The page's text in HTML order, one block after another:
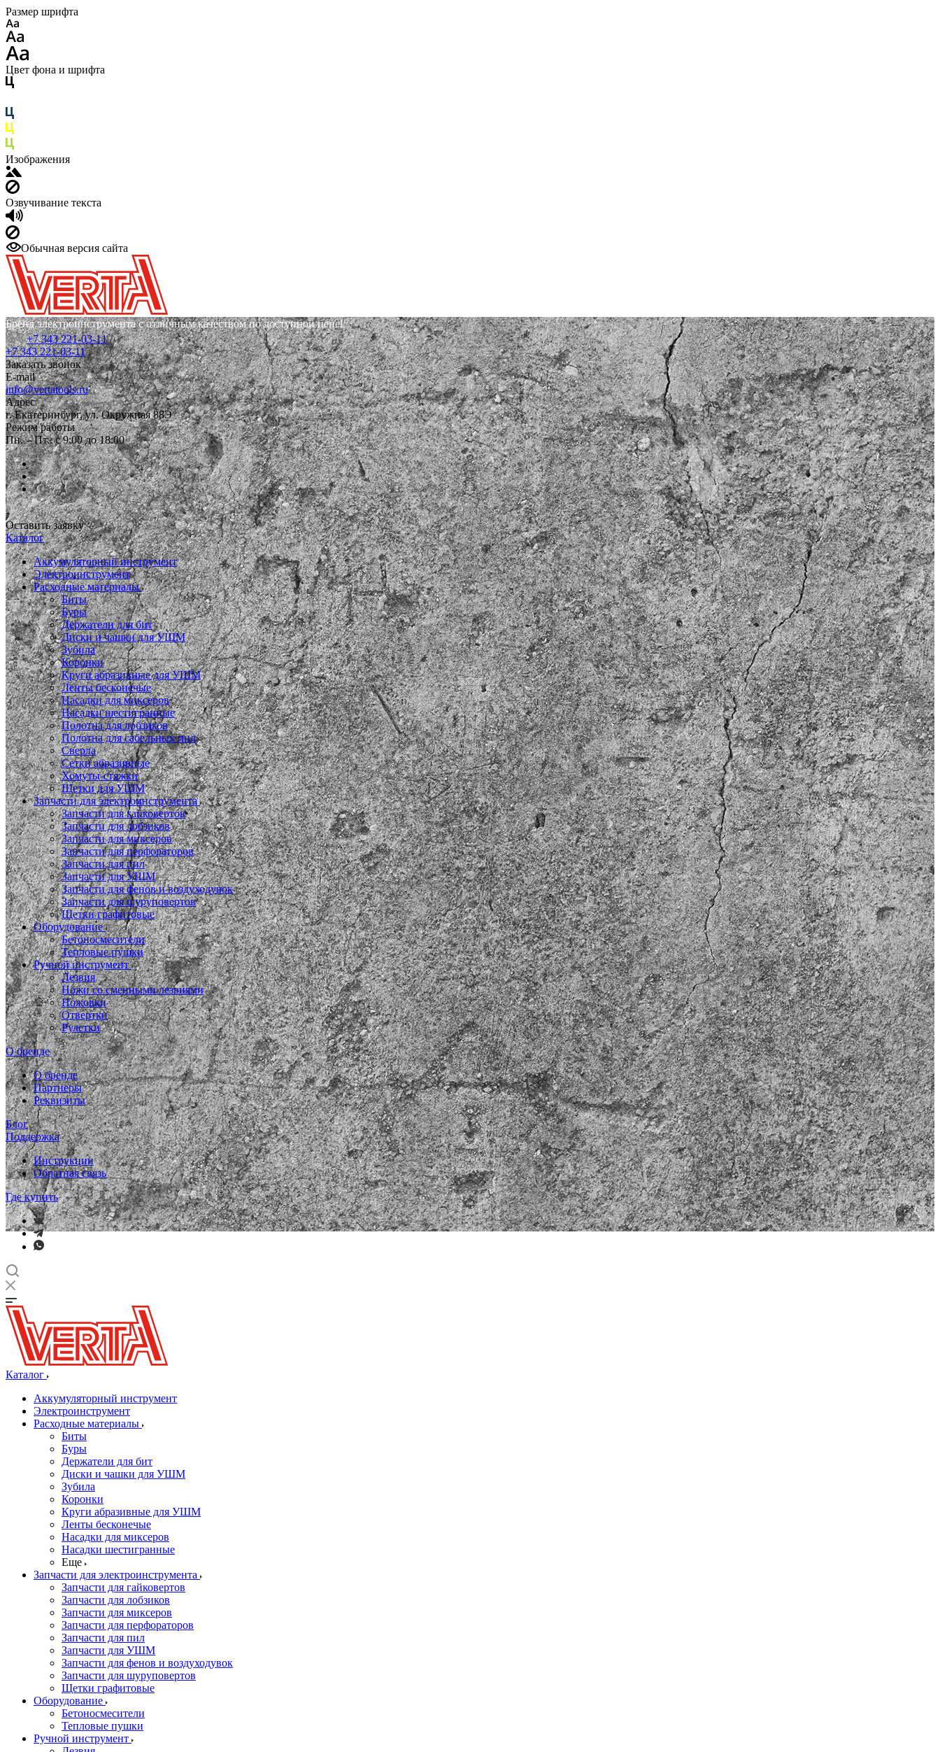
Размер шрифта
Цвет фона и шрифта
Изображения
Озвучивание текста
Обычная версия сайта
Бренд электроинструмента с отличным качеством по доступной цене!
+7 343 221-03-11
+7 343 221-03-11
Заказать звонок
E-mail
info@vertatools.ru
Адрес
г. Екатеринбург, ул. Окружная 88Э
Режим работы
Пн. – Пт.: с 9:00 до 18:00
Оставить заявку
Каталог
Аккумуляторный инструмент
Электроинструмент
Расходные материалы
Биты
Буры
Держатели для бит
Диски и чашки для УШМ
Зубила
Коронки
Круги абразивные для УШМ
Ленты бесконечые
Насадки для миксеров
Насадки шестигранные
Полотна для лобзиков
Полотна для сабельных пил
Сверла
Сетки абразивные
Хомуты-стяжки
Щетки для УШМ
Запчасти для электроинструмента
Запчасти для гайковертов
Запчасти для лобзиков
Запчасти для миксеров
Запчасти для перфораторов
Запчасти для пил
Запчасти для УШМ
Запчасти для фенов и воздуходувок
Запчасти для шуруповертов
Щетки графитовые
Оборудование
Бетоносмесители
Тепловые пушки
Ручной инструмент
Лезвия
Ножи со сменными лезвиями
Ножовки
Отвертки
Рулетки
О бренде
О бренде
Партнеры
Реквизиты
Блог
Поддержка
Инструкции
Обратная связь
Где купить
Каталог
Аккумуляторный инструмент
Электроинструмент
Расходные материалы
Биты
Буры
Держатели для бит
Диски и чашки для УШМ
Зубила
Коронки
Круги абразивные для УШМ
Ленты бесконечые
Насадки для миксеров
Насадки шестигранные
Еще
Запчасти для электроинструмента
Запчасти для гайковертов
Запчасти для лобзиков
Запчасти для миксеров
Запчасти для перфораторов
Запчасти для пил
Запчасти для УШМ
Запчасти для фенов и воздуходувок
Запчасти для шуруповертов
Щетки графитовые
Оборудование
Бетоносмесители
Тепловые пушки
Ручной инструмент